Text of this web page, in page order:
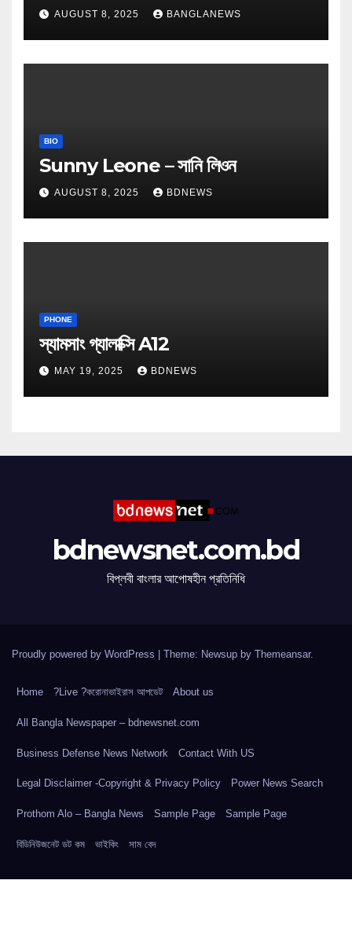
AUGUST 8, 2025 BANGLANEWS
BIO
Sunny Leone – সানি লিওন
AUGUST 8, 2025 BDNEWS
PHONE
স্যামসাং গ্যালাক্সি A12
MAY 19, 2025 BDNEWS
bdnewsnet.com.bd
বিপ্লবী বাংলার আপোষহীন প্রতিনিধি
Proudly powered by WordPress | Theme: Newsup by Themeansar.
Home ?Live ?করোনাভাইরাস আপডেট About us
All Bangla Newspaper – bdnewsnet.com
Business Defense News Network Contact With US
Legal Disclaimer -Copyright & Privacy Policy Power News Search
Prothom Alo – Bangla News Sample Page Sample Page
বিডিনিউজনেট ডট কম ভাইকিং সাম বেদ